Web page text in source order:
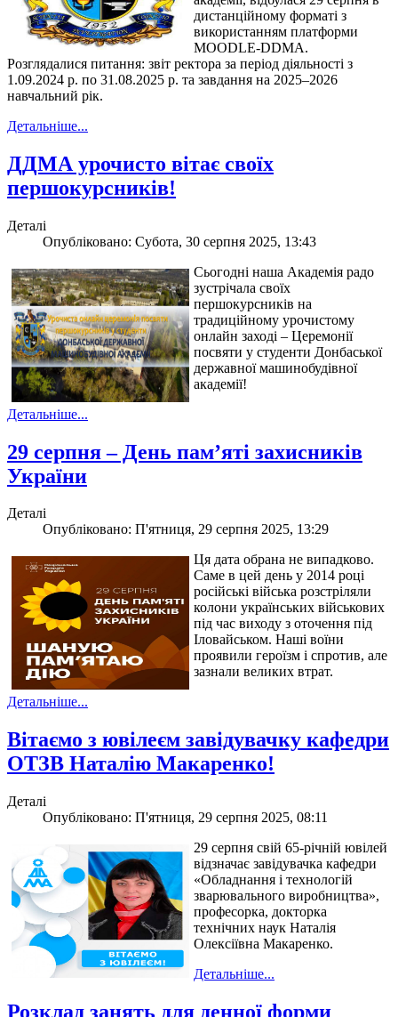
дистанційному форматі з
використанням платформи
MOODLE-DDMA.
Розглядалися питання: звіт ректора за період діяльності з
1.09.2024 р. по 31.08.2025 р. та завдання на 2025–2026
навчальний рік.
Детальніше...
ДДМА урочисто вітає своїх
першокурсників!
Деталі
Опубліковано: Субота, 30 серпня 2025, 13:43
Сьогодні наша Академія радо
зустрічала своїх
першокурсників на
традиційному урочистому
онлайн заході – Церемонії
посвяти у студенти Донбаської
державної машинобудівної
академії!
Детальніше...
29 серпня – День пам’яті захисників
України
Деталі
Опубліковано: П'ятниця, 29 серпня 2025, 13:29
Ця дата обрана не випадково.
Саме в цей день у 2014 році
російські війська розстріляли
колони українських військових
під час виходу з оточення під
Іловайськом. Наші воїни
проявили героїзм і спротив, але
зазнали великих втрат.
Детальніше...
Вітаємо з ювілеєм завідувачку кафедри
ОТЗВ Наталію Макаренко!
Деталі
Опубліковано: П'ятниця, 29 серпня 2025, 08:11
29 серпня свій 65-річній ювілей
відзначає завідувачка кафедри
«Обладнання і технологій
зварювального виробництва»,
професорка, докторка
технічних наук Наталія
Олексіївна Макаренко.
Детальніше...
Розклад занять для денної форми